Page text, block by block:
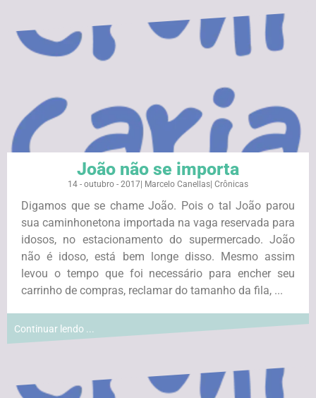
João não se importa
14 - outubro - 2017 Marcelo Canellas Crônicas
Digamos que se chame João. Pois o tal João parou
sua caminhonetona importada na vaga reservada para
idosos, no estacionamento do supermercado. João
não é idoso, está bem longe disso. Mesmo assim
levou o tempo que foi necessário para encher seu
carrinho de compras, reclamar do tamanho da fila, ...
Continuar lendo ...